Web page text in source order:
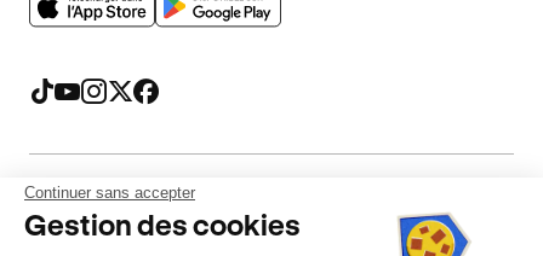
Mentions légales CGV CGU Politique de confidentialité
Continuer sans accepter
Gestion des cookies